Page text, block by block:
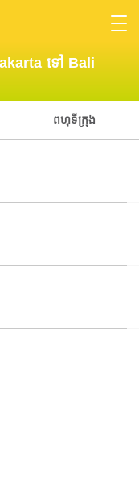
ទៅ Bali
ពហុទីក្រុង